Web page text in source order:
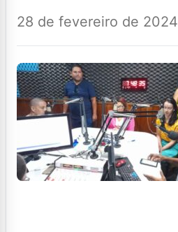
28 de fevereiro de 2024